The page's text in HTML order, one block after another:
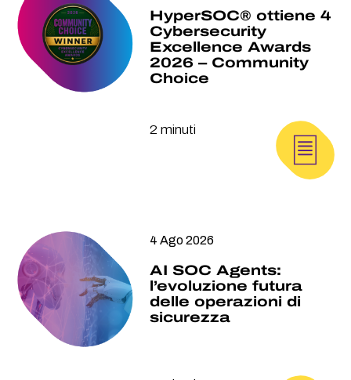
HyperSOC® ottiene 4
Cybersecurity
Excellence Awards
2026 – Community
Choice
2 minuti
4 Ago 2026
AI SOC Agents:
l’evoluzione futura
delle operazioni di
sicurezza